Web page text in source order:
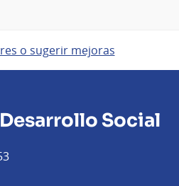
o sugerir mejoras
Social